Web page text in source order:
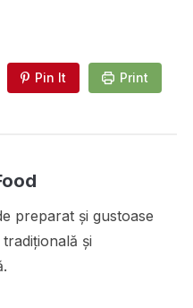
Pin It Print
preparat și gustoase
și